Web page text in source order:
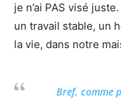
je n’ai PAS visé
un travail stable, un
la vie, dans notre
Bref, comme